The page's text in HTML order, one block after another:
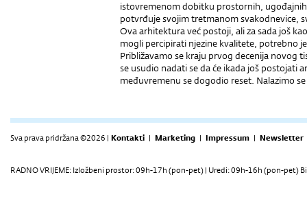
istovremenom dobitku prostornih,
potvrđuje svojim tretmanom svakodnevice,
Ova arhitektura već postoji, ali za sada još
mogli percipirati njezine kvalitete, potrebno
Približavamo se kraju prvog decenija novog
se usudio nadati se da će ikada još postojati
međuvremenu se dogodio reset. Nalazimo
Sva prava pridržana ©2026 | Kontakti | Marketing | Impressum | Newsletter
RADNO VRIJEME: Izložbeni prostor: 09h-17h (pon-pet) | Uredi: 09h-16h (pon-pet)